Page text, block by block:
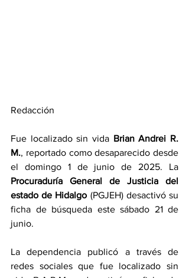
Redacción
Fue localizado sin vida Brian Andrei R.
M., reportado como desaparecido desde
Procuraduría General de Justicia del
estado de Hidalgo (PGJEH) desactivó su
ficha de búsqueda este sábado 21 de
junio.
La dependencia publicó a través de
redes sociales que fue localizado sin